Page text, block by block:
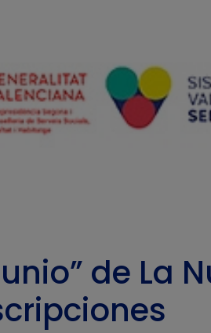
de La